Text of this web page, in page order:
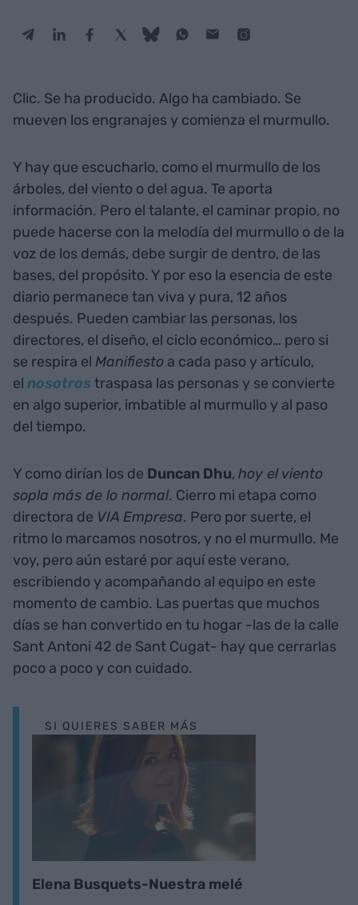
Clic. Se ha producido. Algo ha cambiado. Se
mueven los engranajes y comienza el murmullo.
Y hay que escucharlo, como el murmullo de los
árboles, del viento o del agua. Te aporta
información. Pero el talante, el caminar propio, no
puede hacerse con la melodía del murmullo o de la
voz de los demás, debe surgir de dentro, de las
bases, del propósito. Y por eso la esencia de este
diario permanece tan viva y pura, 12 años
después. Pueden cambiar las personas, los
directores, el diseño, el ciclo económico… pero si
se respira el Manifiesto a cada paso y artículo,
el nosotros traspasa las personas y se convierte
en algo superior, imbatible al murmullo y al paso
del tiempo.
Y como dirían los de Duncan Dhu, hoy el viento
sopla más de lo normal. Cierro mi etapa como
directora de VIA Empresa. Pero por suerte, el
ritmo lo marcamos nosotros, y no el murmullo. Me
voy, pero aún estaré por aquí este verano,
escribiendo y acompañando al equipo en este
momento de cambio. Las puertas que muchos
días se han convertido en tu hogar -las de la calle
Sant Antoni 42 de Sant Cugat- hay que cerrarlas
poco a poco y con cuidado.
SI QUIERES SABER MÁS
Elena Busquets-Nuestra melé